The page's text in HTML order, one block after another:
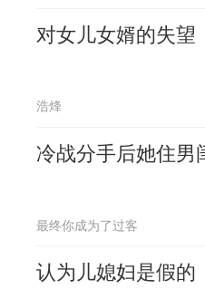
对女儿女婿的失望
浩烽
冷战分手后她住男
最终你成为了过客
认为儿媳妇是假的